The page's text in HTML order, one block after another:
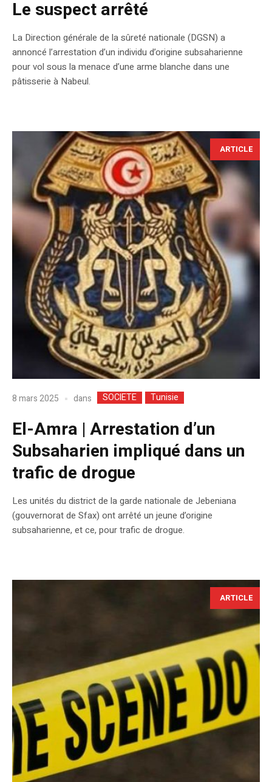
Le suspect arrêté
La Direction générale de la sûreté nationale (DGSN) a
annoncé l’arrestation d’un individu d’origine subsaharienne
pour vol sous la menace d’une arme blanche dans une
pâtisserie à Nabeul.
ARTICLE
8 mars 2025 dans SOCIETE Tunisie
El-Amra | Arrestation d’un
Subsaharien impliqué dans un
trafic de drogue
Les unités du district de la garde nationale de Jebeniana
(gouvernorat de Sfax) ont arrêté un jeune d’origine
subsaharienne, et ce, pour trafic de drogue.
ARTICLE